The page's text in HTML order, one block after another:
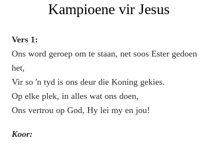
Kampioene vir Jesus
Vers 1:
Ons word geroep om te staan, net soos Ester gedoen
het,
Vir so 'n tyd is ons deur die Koning gekies.
Op elke plek, in alles wat ons doen,
Ons vertrou op God, Hy lei my en jou!
Koor: